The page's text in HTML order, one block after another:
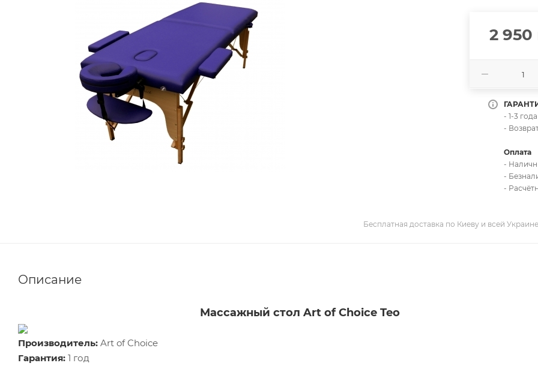
2 950
- 1-3
-
Оплата
-
-
-
Бесплатная доставка по Киеву и всей
Описание
Массажный стол Art of Choice Teo
Производитель: Art of Choice
Гарантия: 1 год